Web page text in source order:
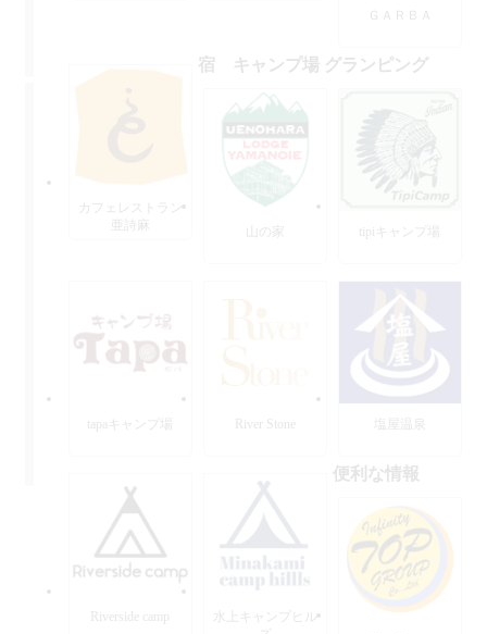
ＧＡＲＢＡ
カフェレストラン
亜詩麻
宿 キャンプ場 グランピング
山の家 tipiキャンプ場
tapaキャンプ場 River Stone 塩屋温泉
Riverside camp
水上キャンプヒル
便利な情報